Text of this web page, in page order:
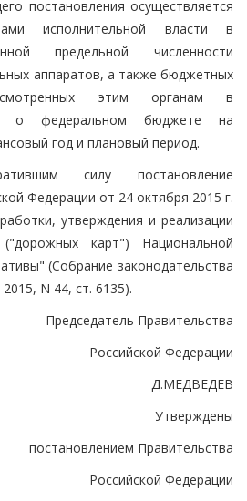
постановления осуществляется
исполнительной власти в
предельной численности
аппаратов, а также бюджетных
этим органам в
о федеральном бюджете на
год и плановый период.
силу постановление
Федерации от 24 октября 2015 г.
утверждения и реализации
карт") Национальной
(Собрание законодательства
N 44, ст. 6135).
Председатель Правительства
Российской Федерации
Д.МЕДВЕДЕВ
Утверждены
постановлением Правительства
Российской Федерации